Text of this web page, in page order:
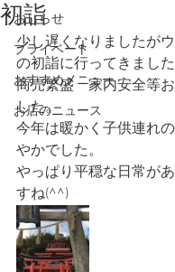
おしらせ
プライベート
おすすめメニュー
お店のニュース
初詣
少し遅くなりましたが
の初詣に行ってきました
商売繁盛　家内安全等
した。
今年は暖かく子供連れ
やかでした。
やっぱり平穏な日常が
すね(^^)